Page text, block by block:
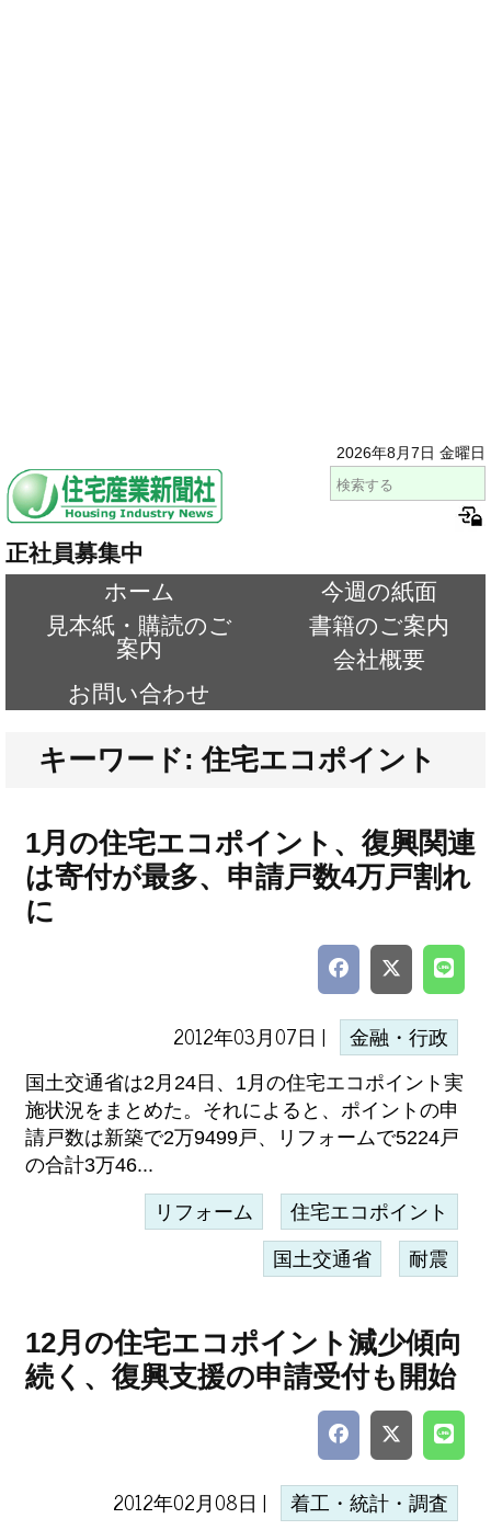
2026年8月7日 金曜日
正社員募集中
ホーム
今週の紙面
見本紙・購読のご
案内
書籍のご案内
会社概要
お問い合わせ
キーワード: 住宅エコポイント
1月の住宅エコポイント、復興関連
は寄付が最多、申請戸数4万戸割れ
に
2012年03月07日 | 金融・行政
国土交通省は2月24日、1月の住宅エコポイント実
施状況をまとめた。それによると、ポイントの申
請戸数は新築で2万9499戸、リフォームで5224戸
の合計3万46...
リフォーム 住宅エコポイント
国土交通省 耐震
12月の住宅エコポイント減少傾向
続く、復興支援の申請受付も開始
2012年02月08日 | 着工・統計・調査